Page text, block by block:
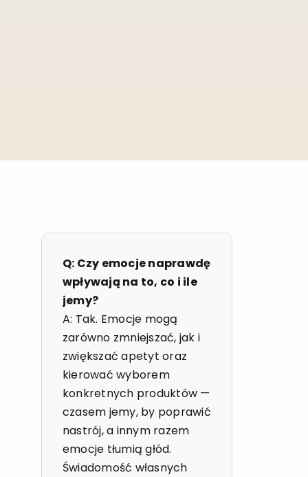
Q: Czy emocje naprawdę
wpływają na to, co i ile
jemy?
A: Tak. Emocje mogą
zarówno zmniejszać, jak i
zwiększać apetyt oraz
kierować wyborem
konkretnych produktów —
czasem jemy, by poprawić
nastrój, a innym razem
emocje tłumią głód.
Świadomość własnych